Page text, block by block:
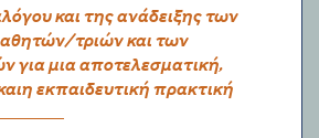
και της ανάδειξης των
τριών και των
για μια αποτελεσματική,
εκπαιδευτική πρακτική